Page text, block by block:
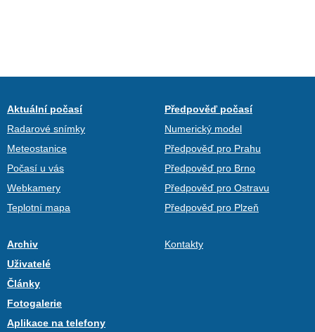
Aktuální počasí
Radarové snímky
Meteostanice
Počasí u vás
Webkamery
Teplotní mapa
Předpověď počasí
Numerický model
Předpověď pro Prahu
Předpověď pro Brno
Předpověď pro Ostravu
Předpověď pro Plzeň
Archiv
Uživatelé
Články
Fotogalerie
Aplikace na telefony
Kontakty